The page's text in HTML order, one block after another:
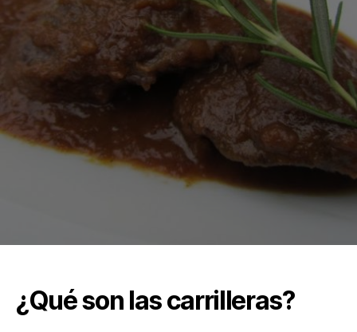
¿Qué son las carrilleras?